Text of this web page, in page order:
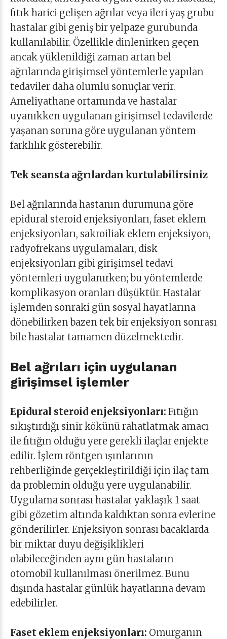
fıtık harici gelişen ağrılar veya ileri yaş grubu
hastalar gibi geniş bir yelpaze gurubunda
kullanılabilir. Özellikle dinlenirken geçen
ancak yüklenildiği zaman artan bel
ağrılarında girişimsel yöntemlerle yapılan
tedaviler daha olumlu sonuçlar verir.
Ameliyathane ortamında ve hastalar
uyanıkken uygulanan girişimsel tedavilerde
yaşanan soruna göre uygulanan yöntem
farklılık gösterebilir.
Tek seansta ağrılardan kurtulabilirsiniz
Bel ağrılarında hastanın durumuna göre
epidural steroid enjeksiyonları, faset eklem
enjeksiyonları, sakroiliak eklem enjeksiyon,
radyofrekans uygulamaları, disk
enjeksiyonları gibi girişimsel tedavi
yöntemleri uygulanırken; bu yöntemlerde
komplikasyon oranları düşüktür. Hastalar
işlemden sonraki gün sosyal hayatlarına
dönebilirken bazen tek bir enjeksiyon sonrası
bile hastalar tamamen düzelmektedir.
Bel ağrıları için uygulanan
girişimsel işlemler
Epidural steroid enjeksiyonları: Fıtığın
sıkıştırdığı sinir kökünü rahatlatmak amacı
ile fıtığın olduğu yere gerekli ilaçlar enjekte
edilir. İşlem röntgen ışınlarının
rehberliğinde gerçekleştirildiği için ilaç tam
da problemin olduğu yere uygulanabilir.
Uygulama sonrası hastalar yaklaşık 1 saat
gibi gözetim altında kaldıktan sonra evlerine
gönderilirler. Enjeksiyon sonrası bacaklarda
bir miktar duyu değişiklikleri
olabileceğinden aynı gün hastaların
otomobil kullanılması önerilmez. Bunu
dışında hastalar günlük hayatlarına devam
edebilirler.
Faset eklem enjeksiyonları: Omurganın